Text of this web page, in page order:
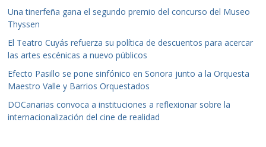
Una tinerfeña gana el segundo premio del concurso del Museo
Thyssen
El Teatro Cuyás refuerza su política de descuentos para acercar
las artes escénicas a nuevo públicos
Efecto Pasillo se pone sinfónico en Sonora junto a la Orquesta
Maestro Valle y Barrios Orquestados
DOCanarias convoca a instituciones a reflexionar sobre la
internacionalización del cine de realidad